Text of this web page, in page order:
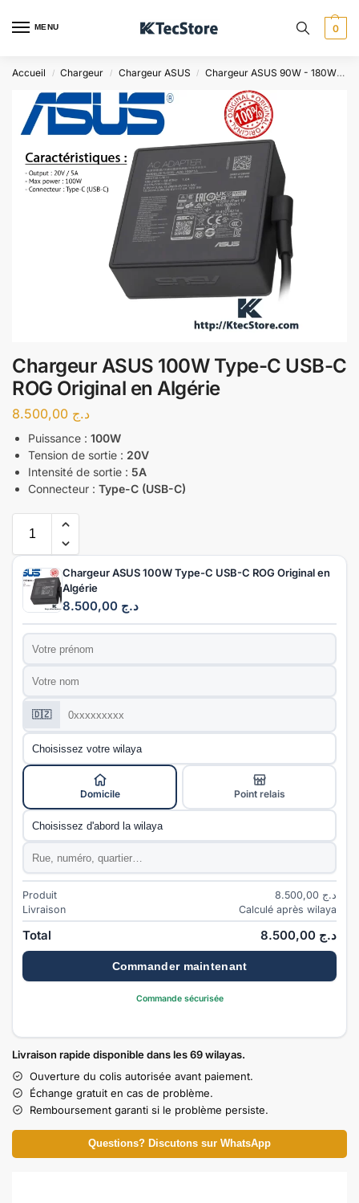
MENU 0
Accueil / Chargeur / Chargeur ASUS / Chargeur ASUS 90W - 180W
Chargeur ASUS 100W Type-C USB-C
ROG Original en Algérie
د.ج
Puissance : 100W
Tension de sortie : 20V
Intensité de sortie : 5A
Connecteur : Type-C (USB-C)
Chargeur ASUS 100W Type-C USB-C ROG Original en
Algérie
د.ج
Prénom
Nom
Téléphone
🇩🇿
Wilaya
Mode de livraison
Domicile
Point relais
Commune
Adresse
Produit د.ج
Livraison
Calculé après wilaya
Total د.ج
Commander maintenant
Commande sécurisée
Livraison rapide disponible dans les 69 wilayas.
Ouverture du colis autorisée avant paiement.
Échange gratuit en cas de problème.
Remboursement garanti si le problème persiste.
Questions? Discutons sur WhatsApp